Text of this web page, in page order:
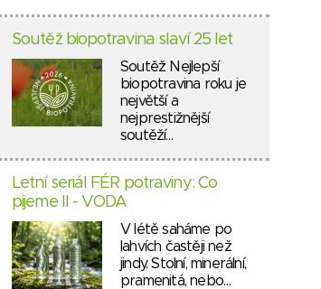
Soutěž biopotravina slaví 25 let
Soutěž Nejlepší
biopotravina roku je
největší a
nejprestižnější
soutěží…
Letní seriál FÉR potraviny: Co
pijeme II - VODA
V létě saháme po
lahvích častěji než
jindy. Stolní, minerální,
pramenitá, nebo…